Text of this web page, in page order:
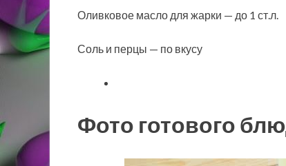
Оливковое масло для жарки — до 1 ст.л.
Соль и перцы — по вкусу
Фото готового